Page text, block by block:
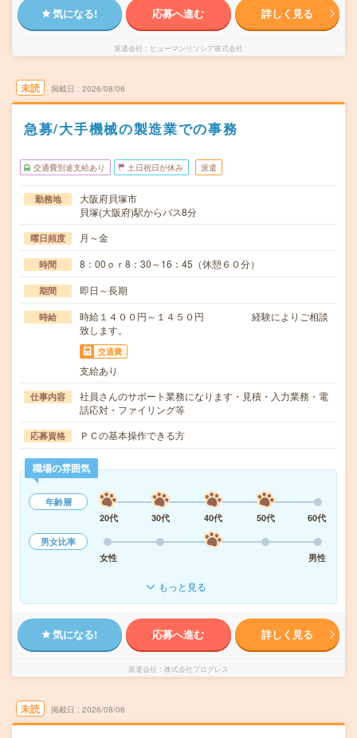
気になる! 応募へ進む 詳しく見る
派遣会社 ヒューマンリソシア株式会社
未読 掲載日 2026/08/06
急募/大手機械の製造業での事務
交通費別途支給あり 土日祝日が休み 派遣
勤務地
大阪府貝塚市
貝塚(大阪府)駅からバス8分
曜日頻度 月～金
時間 8：00ｏｒ8：30～16：45（休憩６０分）
期間 即日～長期
時給
時給１４００円～１４５０円 経験によりご相談
致します。
交通費
支給あり
仕事内容
社員さんのサポート業務になります・見積・入力業務・電
話応対・ファイリング等
応募資格 ＰＣの基本操作できる方
職場の雰囲気
年齢層
20代
30代 40代 50代
60代
男女比率
女性
男性
もっと見る
気になる! 応募へ進む 詳しく見る
派遣会社 株式会社プログレス
未読 掲載日 2026/08/06